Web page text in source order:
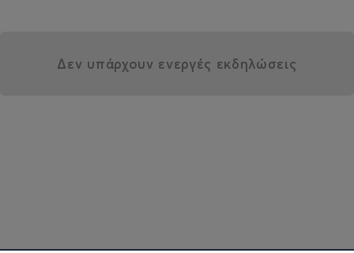
Δεν υπάρχουν ενεργές εκδηλώσεις